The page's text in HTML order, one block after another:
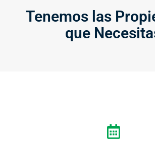
Tenemos las
que